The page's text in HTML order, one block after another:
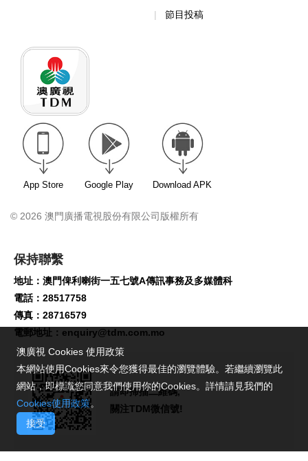
節目投稿
App Store Google Play Download APK
© 2026 澳門廣播電視股份有限公司版權所有
保持聯繫
地址：澳門俾利喇街一五七號A傳訊事務及多媒體科
電話：28517758
傳真：28716579
電郵地址： enquiry@tdm.com.mo
請即掃描二維碼,
關注TDM微信號!
澳廣視 Cookies 使用政策
本網站使用Cookies來令您獲得最佳的瀏覽體驗。若繼續瀏覽此
網站，即標識您同意我們使用你的Cookies。詳情請見我們的
Cookies使用政策。
接受